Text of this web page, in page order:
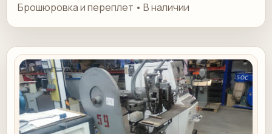
Брошюровка и переплет • В наличии